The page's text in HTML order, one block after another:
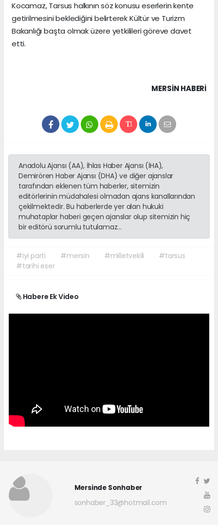
Kocamaz, Tarsus halkının söz konusu eserlerin kente
getirilmesini beklediğini belirterek Kültür ve Turizm
Bakanlığı başta olmak üzere yetkilileri göreve davet
etti.
MERSIN HABERİ
Anadolu Ajansı (AA), İhlas Haber Ajansı (İHA),
Demirören Haber Ajansı (DHA) ve diğer ajanslar
tarafından eklenen tüm haberler, sitemizin
editörlerinin müdahalesi olmadan ajans kanallarından
çekilmektedir. Bu haberlerde yer alan hukuki
muhataplar haberi geçen ajanslar olup sitemizin hiç
bir editörü sorumlu tutulamaz...
#iyi parti #mersin #milletvekili
#tarsus
#tarihi eser
Habere Ek Video
Mersinde Sonhaber
sonhaber_33@hotmail.com